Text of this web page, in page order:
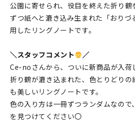
公園に寄せられ、役目を終えた折り
ずつ紙へと漉き込み生まれた「おりづ
用したリングノートです。
＼スタッフコメント
／
Ce-noさんから、ついに新商品が入荷
折り鶴が漉き込まれた、色とりどりの
も美しいリングノートです。
色の入り方は一冊ずつランダムなの
を見つけてください〇